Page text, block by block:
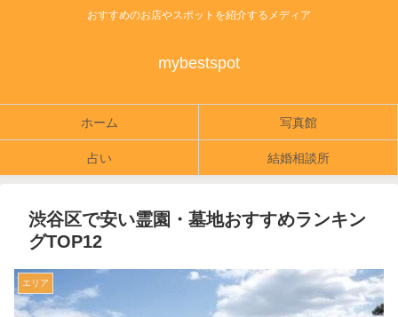
おすすめのお店やスポットを紹介するメディア
mybestspot
ホーム 写真館
占い 結婚相談所
渋谷区で安い霊園・墓地おすすめランキン
グTOP12
エリア